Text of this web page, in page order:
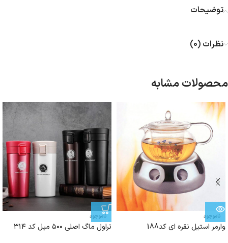
توضیحات
نظرات (0)
محصولات مشابه
ناموجود
وارمر استیل نقره ای کد188
ناموجود
تراول ماگ اصلی ۵۰۰ میل کد ۳۱۴